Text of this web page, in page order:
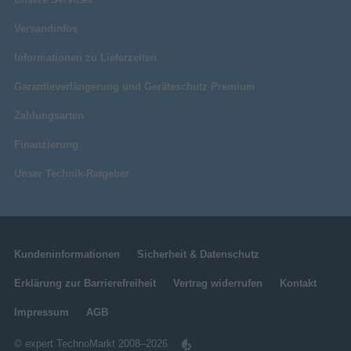
Versandinfos
Informationen zu Lieferzeiten
Garantieverlängerung und Geräteschutz Premium
Zahlungsarten
Finanzierung
Unser Technik-Ratgeber
Kundeninformationen Sicherheit & Datenschutz
Erklärung zur Barrierefreiheit Vertrag widerrufen Kontakt
Impressum AGB
© expert TechnoMarkt 2008–2026